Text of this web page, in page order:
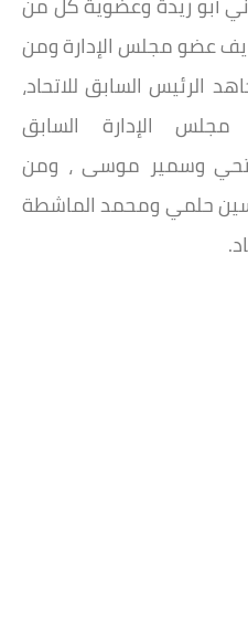
عضو مجلس الإدارة ومن
الرئيس السابق للاتحاد،
الإدارة السابق
وسمير موسى ، ومن
: حسين حلمي ومحمد الماشطة